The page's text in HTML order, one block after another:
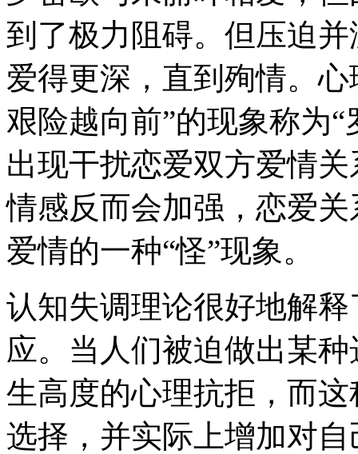
到了极力阻碍。但压迫
爱得更深，直到殉情。
艰险越向前”的现象称为
出现干扰恋爱双方爱情
情感反而会加强，恋爱
爱情的一种“怪”现象。
认知失调理论很好地解
应。当人们被迫做出某
生高度的心理抗拒，而
选择，并实际上增加对